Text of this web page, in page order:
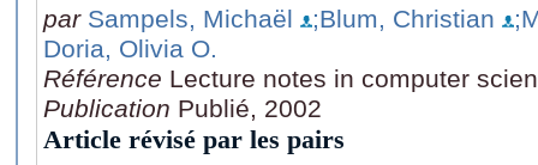
par Sampels, Michaël ;Blum, Christian
Doria, Olivia O.
Référence Lecture notes in computer
Publication Publié, 2002
Article révisé par les pairs